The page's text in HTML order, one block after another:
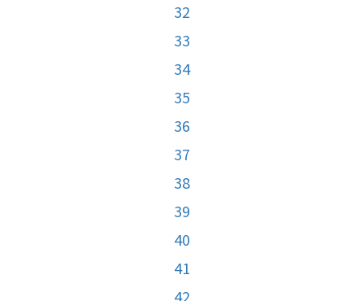
32
33
34
35
36
37
38
39
40
41
42